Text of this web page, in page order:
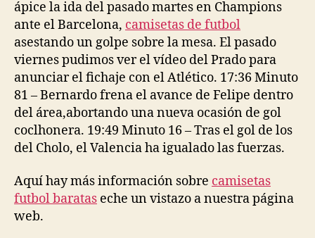
ápice la ida del pasado martes en Champions
ante el Barcelona, camisetas de futbol
asestando un golpe sobre la mesa. El pasado
viernes pudimos ver el vídeo del Prado para
anunciar el fichaje con el Atlético. 17:36 Minuto
81 – Bernardo frena el avance de Felipe dentro
del área,abortando una nueva ocasión de gol
coclhonera. 19:49 Minuto 16 – Tras el gol de los
del Cholo, el Valencia ha igualado las fuerzas.
Aquí hay más información sobre camisetas
futbol baratas eche un vistazo a nuestra página
web.